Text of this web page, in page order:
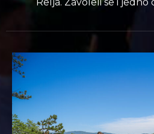
Relja. Zavoleli se i